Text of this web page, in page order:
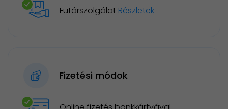
Futárszolgálat Részletek
Fizetési módok